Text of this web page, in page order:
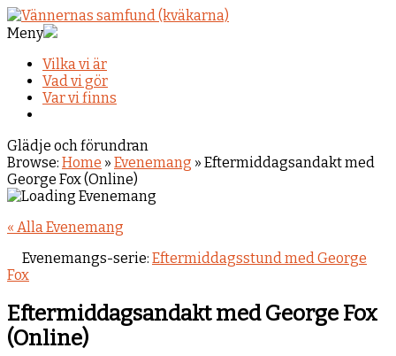
Meny
Vilka vi är
Vad vi gör
Var vi finns
Glädje och förundran
Browse: Home » Evenemang » Eftermiddagsandakt med
George Fox (Online)
« Alla Evenemang
Evenemangs-serie: Eftermiddagsstund med George
Fox
Eftermiddagsandakt med George Fox
(Online)